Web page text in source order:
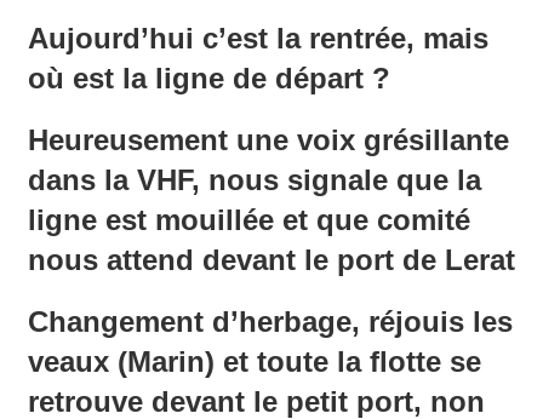
Aujourd’hui c’est la rentrée, mais
où est la ligne de départ ?
Heureusement une voix grésillante
dans la VHF, nous signale que la
ligne est mouillée et que comité
nous attend devant le port de Lerat
Changement d’herbage, réjouis les
veaux (Marin) et toute la flotte se
retrouve devant le petit port, non